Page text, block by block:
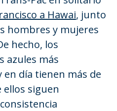
a Hawai, junto
hombres y mujeres
hecho, los
azules más
día tienen más de
ellos siguen